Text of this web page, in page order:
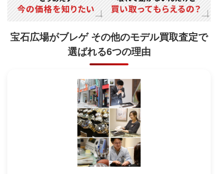
宝石広場がブレゲ その他のモデル買取査定で
選ばれる6つの理由